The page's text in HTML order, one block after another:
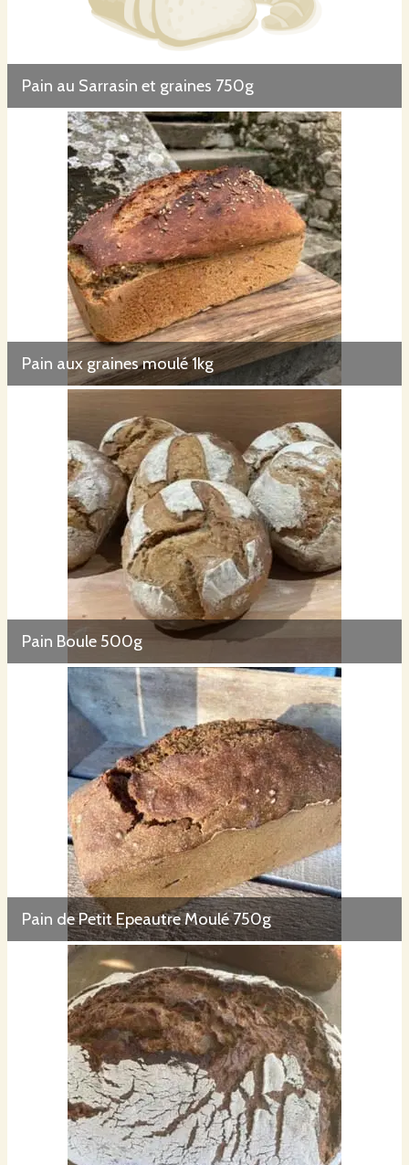
Pain au Sarrasin et graines 750g
Pain aux graines moulé 1kg
Pain Boule 500g
Pain de Petit Epeautre Moulé 750g